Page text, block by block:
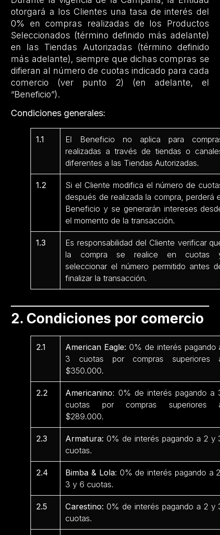
otorgará a los Clientes una tasa de interés del
0% en compras realizadas de los Productos
Seleccionados (término definido más adelante)
en las Tiendas Autorizadas (término definido
más adelante), siempre que dichas compras se
difieran al número de cuotas indicado para cada
comercio (ver punto 2) (en adelante, el
“Beneficio”).
Condiciones generales:
1.1
El Beneficio no aplica para
realizadas a través de tiendas o
diferentes a las Tiendas Autorizadas.
1.2
Si el Cliente modifica el número de
después de realizada la compra, perderá
Beneficio y se generarán intereses
el momento de la transacción.
1.3
Es responsabilidad del Cliente verificar
la compra se realice en cuotas
seleccionar el número permitido antes
finalizar la transacción.
2. Condiciones por comercio
2.1 American Eagle: 0% de interés pagando
3 cuotas por compras superiores
$350.000.
2.2 Americanino: 0% de interés pagando a
cuotas por compras superiores
$289.000.
2.3 Armatura: 0% de interés pagando a 2 y
cuotas.
2.4 Bimba & Lola: 0% de interés pagando a
3 y 6 cuotas.
2.5 Carestino: 0% de interés pagando a 2 y
cuotas.